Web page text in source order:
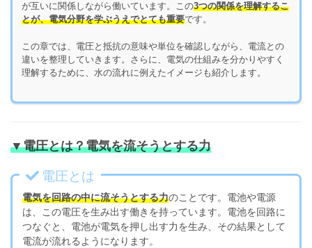
が互いに関係しながら働いています。この3つの関係を理解するこ
とが、電気分野を学ぶうえでとても重要です。
この章では、電圧と抵抗の意味や単位を確認しながら、電流との
違いを整理していきます。さらに、電気の仕組みを分かりやすく
理解するために、水の流れに例えたイメージも紹介します。
▼電圧とは？電気を流そうとする力
電圧とは
電気を回路の中に流そうとする力のことです。電池や電源
は、この電圧を生み出す働きを持っています。電池を回路に
つなぐと、電池が電気を押し出す力を生み、その結果として
電流が流れるようになります。